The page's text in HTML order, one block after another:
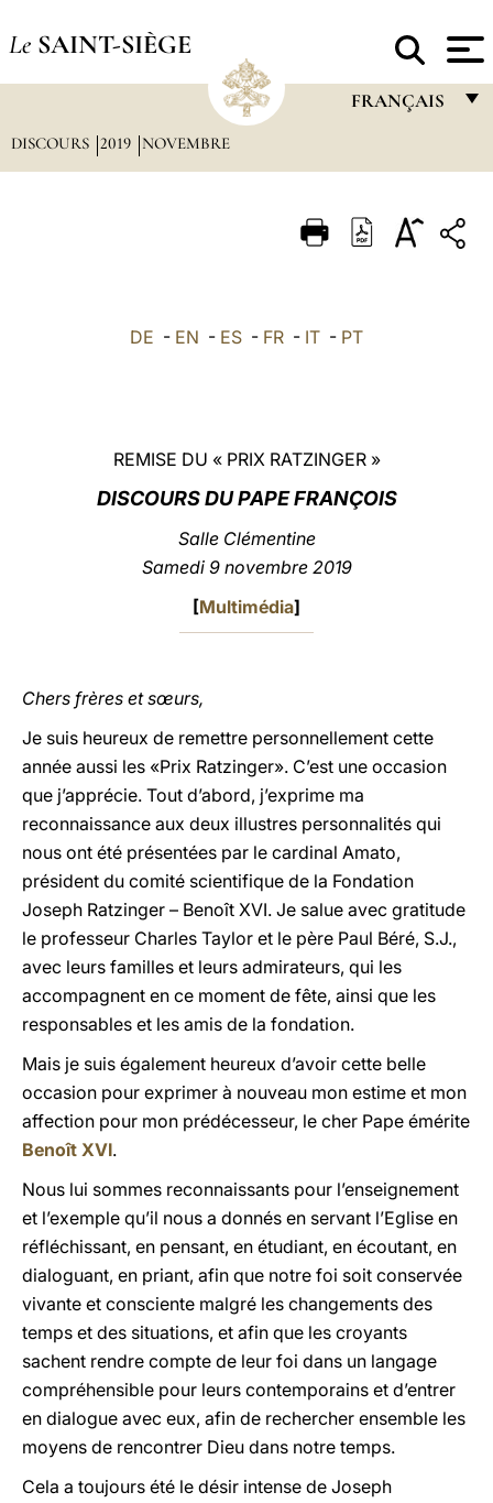
Le SAINT-SIÈGE
FRANÇAIS
ITALIANO
中文
DISCOURS 2019 NOVEMBRE
DE - EN - ES - FR - IT - PT
REMISE DU « PRIX RATZINGER »
DISCOURS DU PAPE FRANÇOIS
Salle Clémentine
Samedi 9 novembre 2019
[Multimédia]
Chers frères et sœurs,
Je suis heureux de remettre personnellement cette
année aussi les «Prix Ratzinger». C’est une occasion
que j’apprécie. Tout d’abord, j’exprime ma
reconnaissance aux deux illustres personnalités qui
nous ont été présentées par le cardinal Amato,
président du comité scientifique de la Fondation
Joseph Ratzinger – Benoît XVI. Je salue avec gratitude
le professeur Charles Taylor et le père Paul Béré, S.J.,
avec leurs familles et leurs admirateurs, qui les
accompagnent en ce moment de fête, ainsi que les
responsables et les amis de la fondation.
Mais je suis également heureux d’avoir cette belle
occasion pour exprimer à nouveau mon estime et mon
affection pour mon prédécesseur, le cher Pape émérite
Benoît XVI.
Nous lui sommes reconnaissants pour l’enseignement
et l’exemple qu’il nous a donnés en servant l’Eglise en
réfléchissant, en pensant, en étudiant, en écoutant, en
dialoguant, en priant, afin que notre foi soit conservée
vivante et consciente malgré les changements des
temps et des situations, et afin que les croyants
sachent rendre compte de leur foi dans un langage
compréhensible pour leurs contemporains et d’entrer
en dialogue avec eux, afin de rechercher ensemble les
moyens de rencontrer Dieu dans notre temps.
Cela a toujours été le désir intense de Joseph